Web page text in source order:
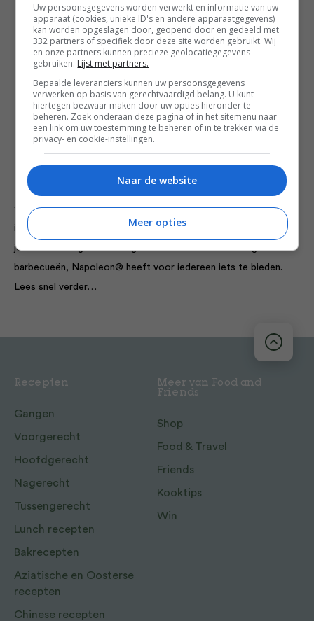
Bij Napoleon® staan kwaliteit en klanttevredenheid altijd
voorop. Deze kernwaarden zijn diep verankerd in de Canadese,
internationale organisatie en worden wereldwijd nageleefd. Of
je nu een doorgewinterde grillmeester bent of net begint met
barbecueën, Napoleon® heeft voor iedereen iets te bieden.
Lees snel verder…
Recepten
Gangen
Voorgerecht
Hoofdgerecht
Nagerecht
Tussengerecht
Lunch recepten
Bakrecepten
Aziatische en Oosterse
recepten
Chinese recepten
Meer van Food and
Friends
Shop
Food & Travel
Friends
Kooktips
Win
Uw persoonsgegevens worden verwerkt en informatie van uw
apparaat (cookies, unieke ID's en andere apparaatgegevens)
kan worden opgeslagen door, geopend door en gedeeld met
332 partners of specifiek door deze site worden gebruikt. Wij
en onze partners kunnen precieze geolocatiegegevens
gebruiken. Lijst met partners.
Bepaalde leveranciers kunnen uw persoonsgegevens
verwerken op basis van gerechtvaardigd belang. U kunt
hiertegen bezwaar maken door uw opties hieronder te
beheren. Zoek onderaan deze pagina of in het sitemenu naar
een link om uw toestemming te beheren of in te trekken via de
privacy- en cookie-instellingen.
Naar de website
Meer opties